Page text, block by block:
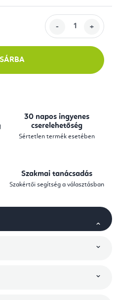
30 napos ingyenes
cserelehetőség
Sértetlen termék esetében
Szakmai tanácsadás
Szakértői segítség a választásban